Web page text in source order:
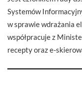
Systemów
w sprawie wdrażania
współpracuje z
recepty oraz e-